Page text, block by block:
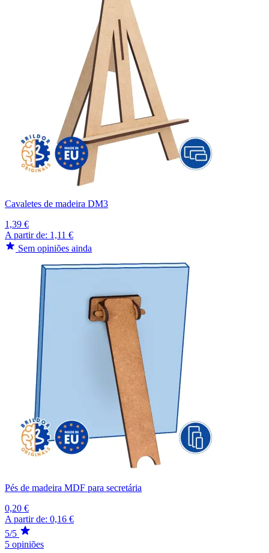
Cavaletes de madeira DM3
1,39 €
A partir de: 1,11 €
Sem opiniões ainda
Pés de madeira MDF para secretária
0,20 €
A partir de: 0,16 €
5/5
5 opiniões